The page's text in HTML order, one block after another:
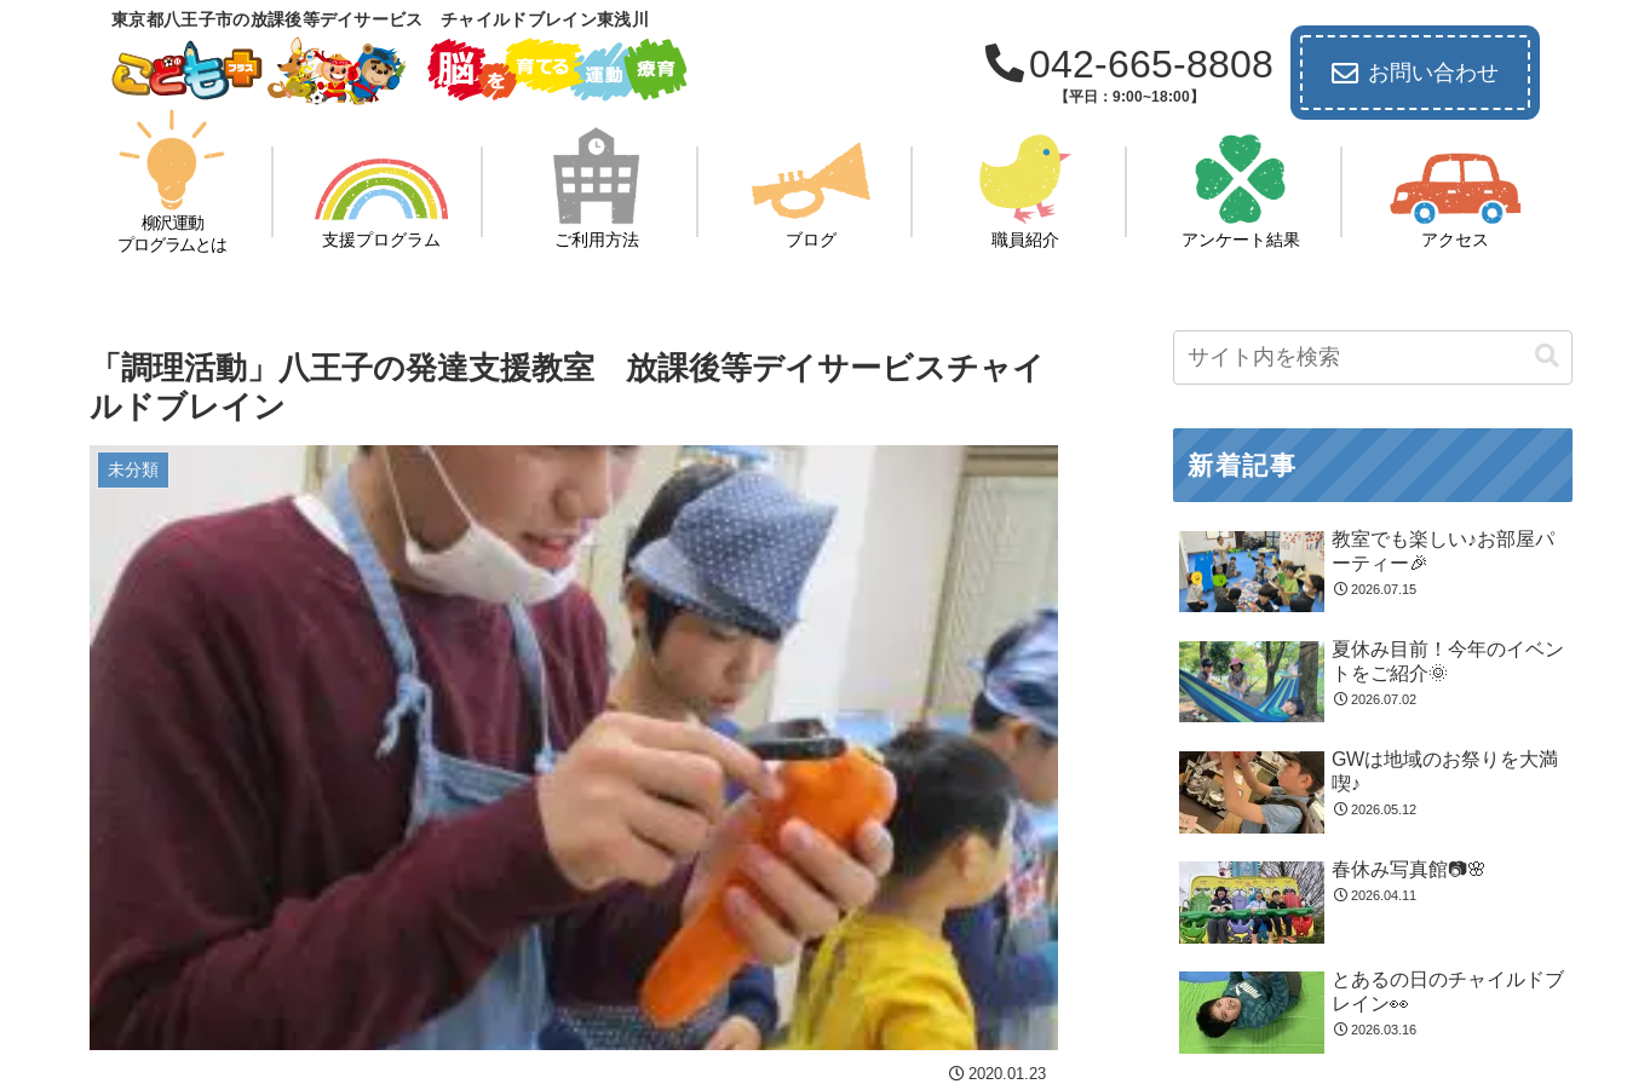
東京都八王子市の放課後等デイサービス チャイルドブレイン東浅川
042-665-8808
【平日：9:00~18:00】
お問い合わせ
柳沢運動
プログラムとは
支援プログラム ご利用方法 ブログ 職員紹介 アンケート結果 アクセス
「調理活動」八王子の発達支援教室 放課後等デイサービスチャイ
ルドブレイン
未分類
2020.01.23
新着記事
教室でも楽しい♪お部屋パ
ーティー🎉
2026.07.15
夏休み目前！今年のイベン
トをご紹介🌞
2026.07.02
GWは地域のお祭りを大満
喫♪
2026.05.12
春休み写真館📷🌸
2026.04.11
とあるの日のチャイルドブ
レイン👀
2026.03.16